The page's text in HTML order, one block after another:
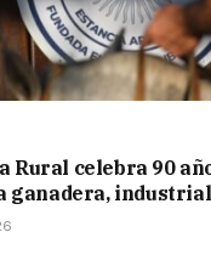
Rural celebra 90
ganadera,